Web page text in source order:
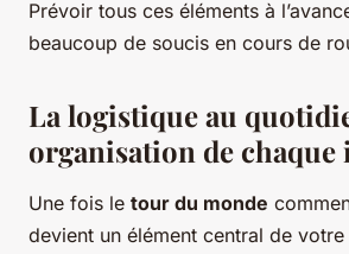
Prévoir tous ces éléments à
beaucoup de soucis en cours de
La logistique au
organisation de chaque
Une fois le tour du monde
devient un élément central de